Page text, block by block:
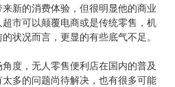
新的消费体验，但很明显他的商业
市可以颠覆电商或是传统零售，机
状况而言，更显的有些底气不足。
度，无人零售便利店在国内的普及
多的问题尚待解决，也有很多可能